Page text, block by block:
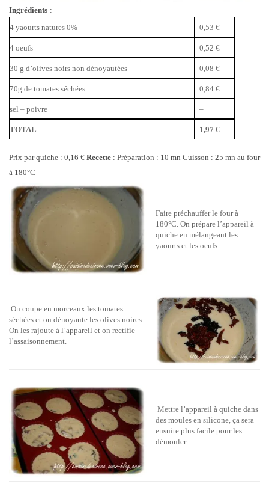
Ingrédients :
4 yaourts natures 0%
0,53 €
4 oeufs 0,52 €
30 g d’olives noirs non dénoyautées 0,08 €
70g de tomates séchées 0,84 €
sel – poivre –
TOTAL 1,97 €
Prix par quiche : 0,16 € Recette : Préparation : 10 mn Cuisson : 25 mn au four
à 180°C
Faire préchauffer le four à
180°C. On prépare l’appareil à
quiche en mélangeant les
yaourts et les oeufs.
On coupe en morceaux les tomates
séchées et on dénoyaute les olives noires.
On les rajoute à l’appareil et on rectifie
l’assaisonnement.
Mettre l’appareil à quiche dans
des moules en silicone, ça sera
ensuite plus facile pour les
démouler.